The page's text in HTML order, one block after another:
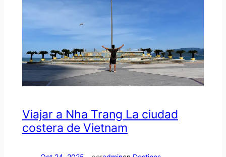
Viajar a Nha Trang La ciudad
costera de Vietnam